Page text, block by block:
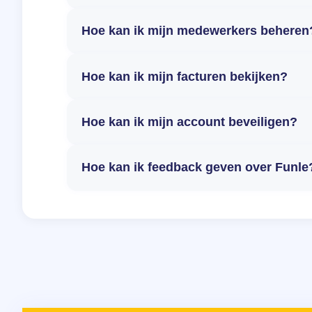
Hoe kan ik mijn medewerkers
Hoe kan ik mijn facturen bekijken?
Hoe kan ik mijn account beveiligen?
Hoe kan ik feedback geven over